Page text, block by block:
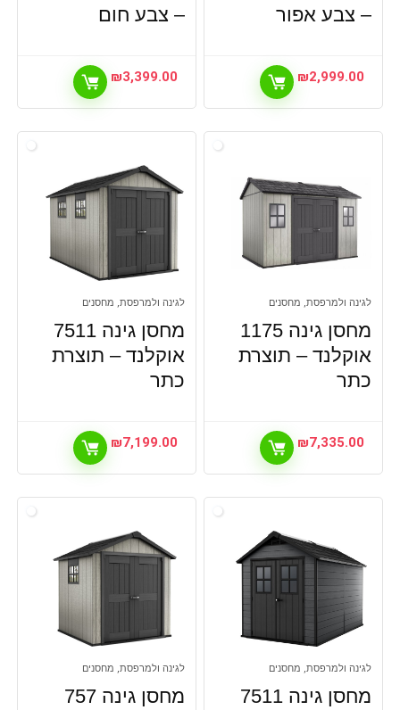
– צבע אפור
₪2,999.00
– צבע חום
₪3,399.00
לגינה ולמרפסת, מחסנים
מחסן גינה 1175
אוקלנד – תוצרת
כתר
₪7,335.00
לגינה ולמרפסת, מחסנים
מחסן גינה 7511
אוקלנד – תוצרת
כתר
₪7,199.00
לגינה ולמרפסת, מחסנים
מחסן גינה 7511
לגינה ולמרפסת, מחסנים
מחסן גינה 757